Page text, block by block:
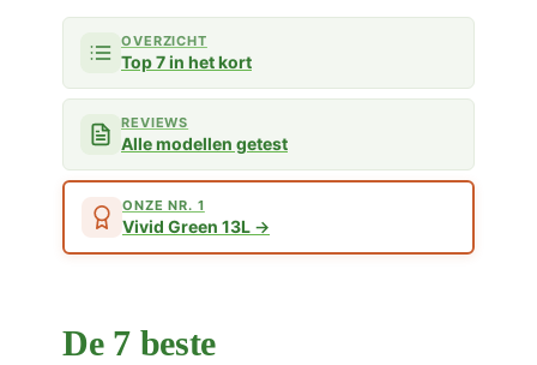
OVERZICHT
Top 7 in het kort
REVIEWS
Alle modellen getest
ONZE NR. 1
Vivid Green 13L
De 7 beste